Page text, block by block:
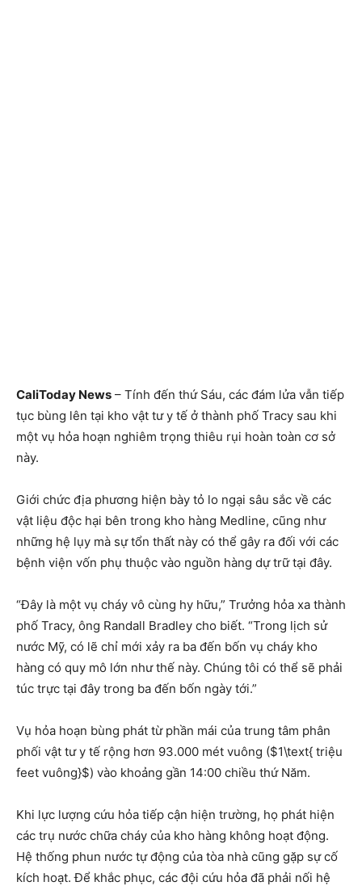
CaliToday News – Tính đến thứ Sáu, các đám lửa vẫn tiếp
tục bùng lên tại kho vật tư y tế ở thành phố Tracy sau khi
một vụ hỏa hoạn nghiêm trọng thiêu rụi hoàn toàn cơ sở
này.
Giới chức địa phương hiện bày tỏ lo ngại sâu sắc về các
vật liệu độc hại bên trong kho hàng Medline, cũng như
những hệ lụy mà sự tổn thất này có thể gây ra đối với các
bệnh viện vốn phụ thuộc vào nguồn hàng dự trữ tại đây.
“Đây là một vụ cháy vô cùng hy hữu,” Trưởng hỏa xa thành
phố Tracy, ông Randall Bradley cho biết. “Trong lịch sử
nước Mỹ, có lẽ chỉ mới xảy ra ba đến bốn vụ cháy kho
hàng có quy mô lớn như thế này. Chúng tôi có thể sẽ phải
túc trực tại đây trong ba đến bốn ngày tới.”
Vụ hỏa hoạn bùng phát từ phần mái của trung tâm phân
phối vật tư y tế rộng hơn 93.000 mét vuông ($1\text{ triệu
feet vuông}$) vào khoảng gần 14:00 chiều thứ Năm.
Khi lực lượng cứu hỏa tiếp cận hiện trường, họ phát hiện
các trụ nước chữa cháy của kho hàng không hoạt động.
Hệ thống phun nước tự động của tòa nhà cũng gặp sự cố
kích hoạt. Để khắc phục, các đội cứu hỏa đã phải nối hệ